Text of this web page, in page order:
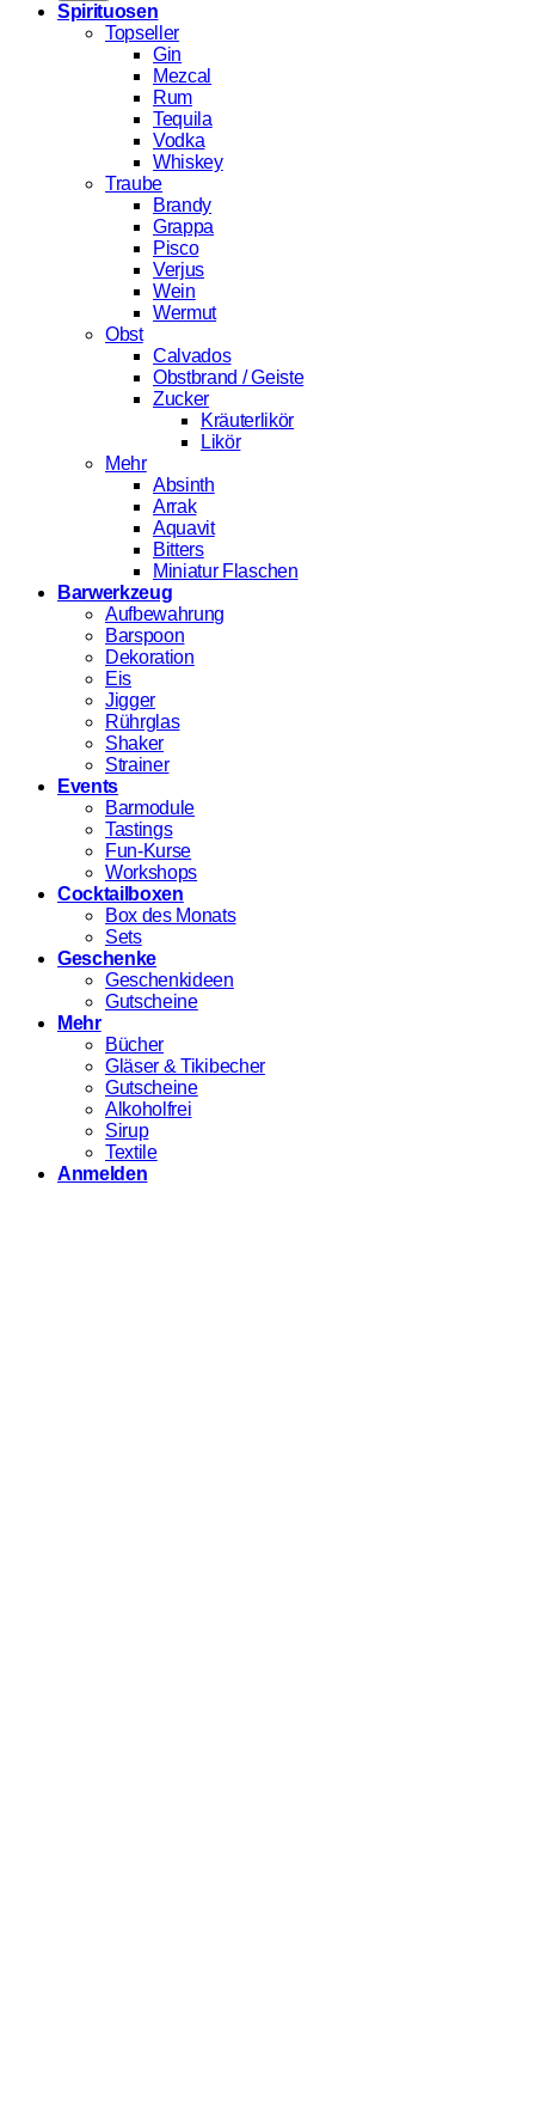
Spirituosen
Topseller
Gin
Mezcal
Rum
Tequila
Vodka
Whiskey
Traube
Brandy
Grappa
Pisco
Verjus
Wein
Wermut
Obst
Calvados
Obstbrand / Geiste
Zucker
Kräuterlikör
Likör
Mehr
Absinth
Arrak
Aquavit
Bitters
Miniatur Flaschen
Barwerkzeug
Aufbewahrung
Barspoon
Dekoration
Eis
Jigger
Rührglas
Shaker
Strainer
Events
Barmodule
Tastings
Fun-Kurse
Workshops
Cocktailboxen
Box des Monats
Sets
Geschenke
Geschenkideen
Gutscheine
Mehr
Bücher
Gläser & Tikibecher
Gutscheine
Alkoholfrei
Sirup
Textile
Anmelden